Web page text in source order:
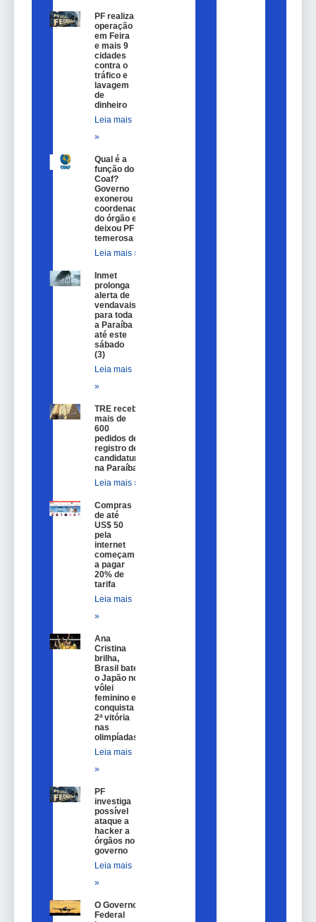
PF realiza
operação
em Feira
e mais 9
cidades
contra o
tráfico e
lavagem
de
dinheiro
Leia mais
»
Qual é a
função do
Coaf?
Governo
exonerou
coordenador
do órgão e
deixou PF
temerosa
Leia mais »
Inmet
prolonga
alerta de
vendavais
para toda
a Paraíba
até este
sábado
(3)
Leia mais
»
TRE recebe
mais de
600
pedidos de
registro de
candidatura
na Paraíba
Leia mais »
Compras
de até
US$ 50
pela
internet
começam
a pagar
20% de
tarifa
Leia mais
»
Ana
Cristina
brilha,
Brasil bate
o Japão no
vôlei
feminino e
conquista
2ª vitória
nas
olimpíadas
Leia mais
»
PF
investiga
possível
ataque a
hacker a
órgãos no
governo
Leia mais
»
O Governo
Federal